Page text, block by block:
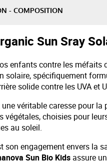
- COMPOSITION
Sun Sray
enfants contre les méfaits
solaire, spécifiquement
solide contre les UVA et
véritable caresse pour la
végétales, choisies pour
au soleil.
son engagement envers la
Sun Bio Kids assure